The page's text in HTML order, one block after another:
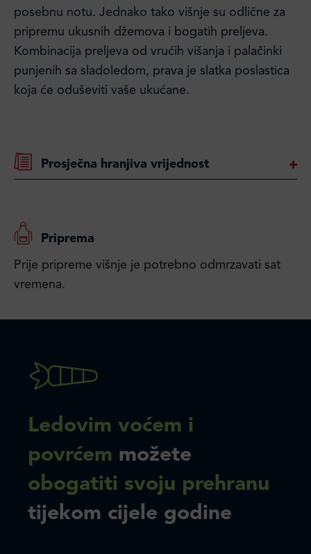
posebnu notu. Jednako tako višnje su odlične za
pripremu ukusnih džemova i bogatih preljeva.
Kombinacija preljeva od vrućih višanja i palačinki
punjenih sa sladoledom, prava je slatka poslastica
koja će oduševiti vaše ukućane.
Prosječna hranjiva vrijednost
Priprema
Prije pripreme višnje je potrebno odmrzavati sat
vremena.
Ledovim voćem i
povrćem možete
obogatiti svoju prehranu
tijekom cijele godine